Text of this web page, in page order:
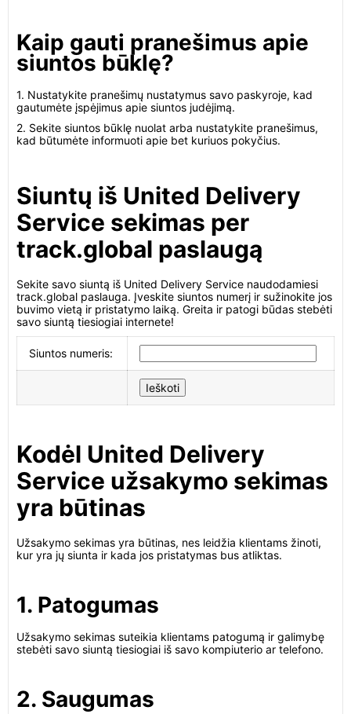
Kaip gauti pranešimus apie
siuntos būklę?
1. Nustatykite pranešimų nustatymus savo paskyroje, kad
gautumėte įspėjimus apie siuntos judėjimą.
2. Sekite siuntos būklę nuolat arba nustatykite pranešimus,
kad būtumėte informuoti apie bet kuriuos pokyčius.
Siuntų iš United Delivery
Service sekimas per
track.global paslaugą
Sekite savo siuntą iš United Delivery Service naudodamiesi
track.global paslauga. Įveskite siuntos numerį ir sužinokite jos
buvimo vietą ir pristatymo laiką. Greita ir patogi būdas stebėti
savo siuntą tiesiogiai internete!
Siuntos numeris:
Kodėl United Delivery
Service užsakymo sekimas
yra būtinas
Užsakymo sekimas yra būtinas, nes leidžia klientams žinoti,
kur yra jų siunta ir kada jos pristatymas bus atliktas.
1. Patogumas
Užsakymo sekimas suteikia klientams patogumą ir galimybę
stebėti savo siuntą tiesiogiai iš savo kompiuterio ar telefono.
2. Saugumas